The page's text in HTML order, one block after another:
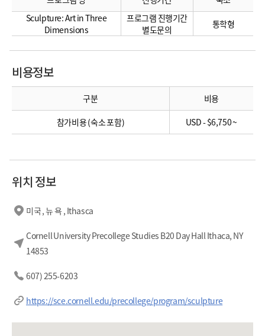
Sculpture: Art in Three
Dimensions
프로그램 진행기간
별도문의
통학형
비용정보
구분
비용
참가비용 (숙소 포함)
USD - $6,750 ~
위치 정보
미국 , 뉴 욕 , Ithasca
Cornell University Precollege Studies B20 Day Hall Ithaca, NY
14853
607) 255-6203
https://sce.cornell.edu/precollege/program/sculpture